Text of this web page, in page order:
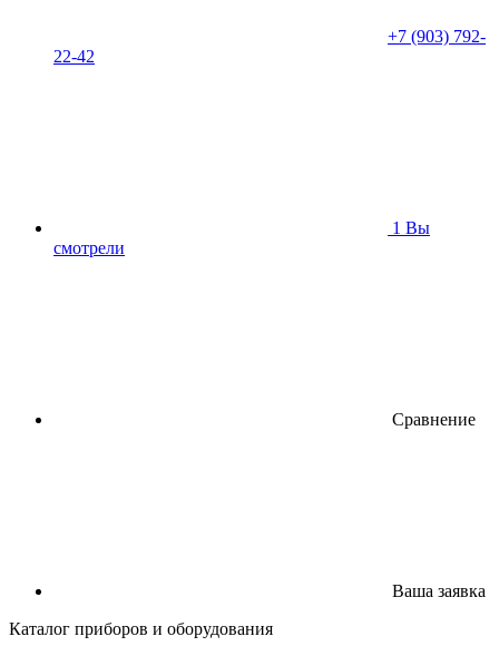
+7 (903) 792-
22-42
1 Вы
смотрели
Сравнение
Ваша заявка
Каталог приборов и оборудования